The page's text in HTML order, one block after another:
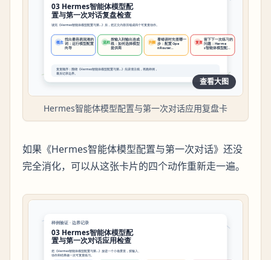
查看大图
Hermes智能体模型配置与第一次对话应用复盘卡
如果《Hermes智能体模型配置与第一次对话》还没
完全消化，可以从这张卡片的四个动作重新走一遍。